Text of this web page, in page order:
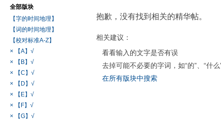
全部版块
【字的时间地理】
【词的时间地理】
【校对标准A-Z】
× 【A】√
× 【B】√
× 【C】√
× 【D】√
× 【E】√
× 【F】√
× 【G】√
抱歉，没有找到相关的精华帖。
相关建议：
看看输入的文字是否有误
去掉可能不必要的字词，如“的”、“什么
在所有版块中搜索